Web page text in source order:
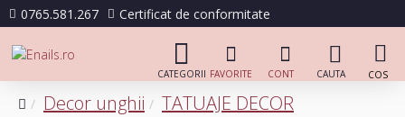
0765.581.267 Certificat de conformitate
Decor unghii
TATUAJE DECOR